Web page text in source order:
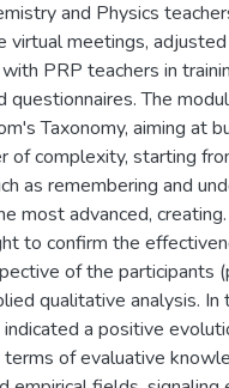
and Physics
virtual meetings,
PRP teachers in
questionnaires. The
Taxonomy, aiming at
of complexity, starting
as remembering and
most advanced,
to confirm the
of the participants
qualitative analysis.
a positive
terms of evaluative